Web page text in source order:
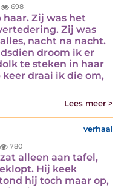
698
haar. Zij was het
Zij was
nacht na nacht.
droom ik er
te steken in haar
draai ik die om,
Lees meer >
verhaal
780
alleen aan tafel,
Hij keek
hij toch maar op,